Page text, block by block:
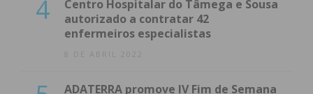
4
Centro Hospitalar do Tâmega e Sousa
autorizado a contratar 42
enfermeiros especialistas
8 DE ABRIL 2022
ADATERRA promove IV Fim de Semana